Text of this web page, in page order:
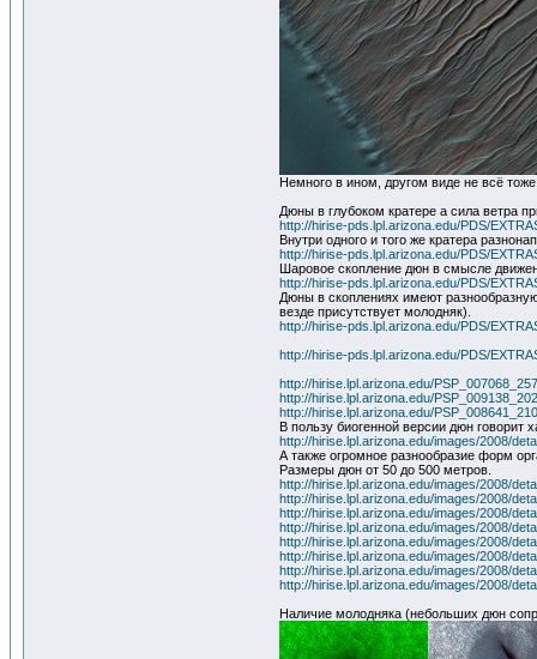
Немного в ином, другом виде не всё
Дюны в глубоком кратере а сила ветра
http://hirise-pds.lpl.arizona.edu/PDS/
Внутри одного и того же кратера
http://hirise-pds.lpl.arizona.edu/PDS/
Шаровое скопление дюн в смысле
http://hirise-pds.lpl.arizona.edu/PDS/
Дюны в скоплениях имеют
везде присутствует молодняк).
http://hirise-pds.lpl.arizona.edu/PDS/
http://hirise-pds.lpl.arizona.edu/PDS/
http://hirise.lpl.arizona.edu/
http://hirise.lpl.arizona.edu/
http://hirise.lpl.arizona.edu/
В пользу биогенной версии дюн
http://hirise.lpl.arizona.edu/images/2008/
А также огромное разнообразие форм
Размеры дюн от 50 до 500 метров.
http://hirise.lpl.arizona.edu/images/2008/
http://hirise.lpl.arizona.edu/images/2008/
http://hirise.lpl.arizona.edu/images/2008/
http://hirise.lpl.arizona.edu/images/2008/
http://hirise.lpl.arizona.edu/images/2008/
http://hirise.lpl.arizona.edu/images/2008/
http://hirise.lpl.arizona.edu/images/2008/
http://hirise.lpl.arizona.edu/images/2008/
Наличие молодняка (небольших дюн